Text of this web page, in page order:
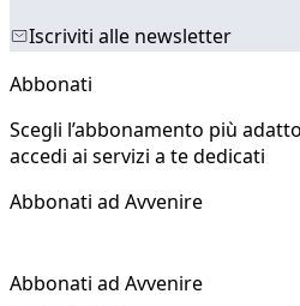
Iscriviti alle newsletter
Abbonati
Scegli l’abbonamento più
accedi ai servizi a te dedicati
Abbonati ad Avvenire
Abbonati ad Avvenire